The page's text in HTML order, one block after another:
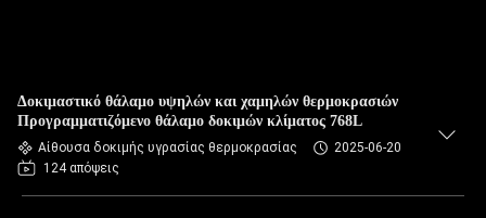
Δοκιμαστικό θάλαμο υψηλών και χαμηλών θερμοκρασιών
Προγραμματιζόμενο θάλαμο δοκιμών κλίματος 768L
Αίθουσα δοκιμής υγρασίας θερμοκρασίας
2025-06-20
124 απόψεις